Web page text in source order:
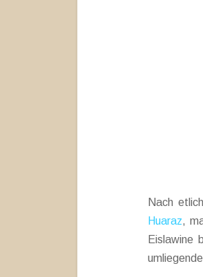
Nach
Huaraz,
Eislawine